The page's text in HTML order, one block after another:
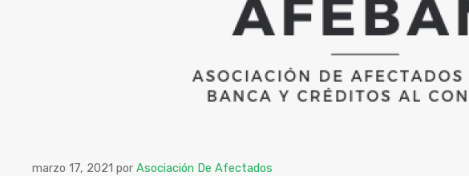
marzo 17, 2021 por Asociación De Afectados